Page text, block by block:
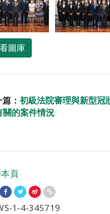
圖庫
： 初級法院審理與新型冠
關的案件情況
頁
1-4-345719